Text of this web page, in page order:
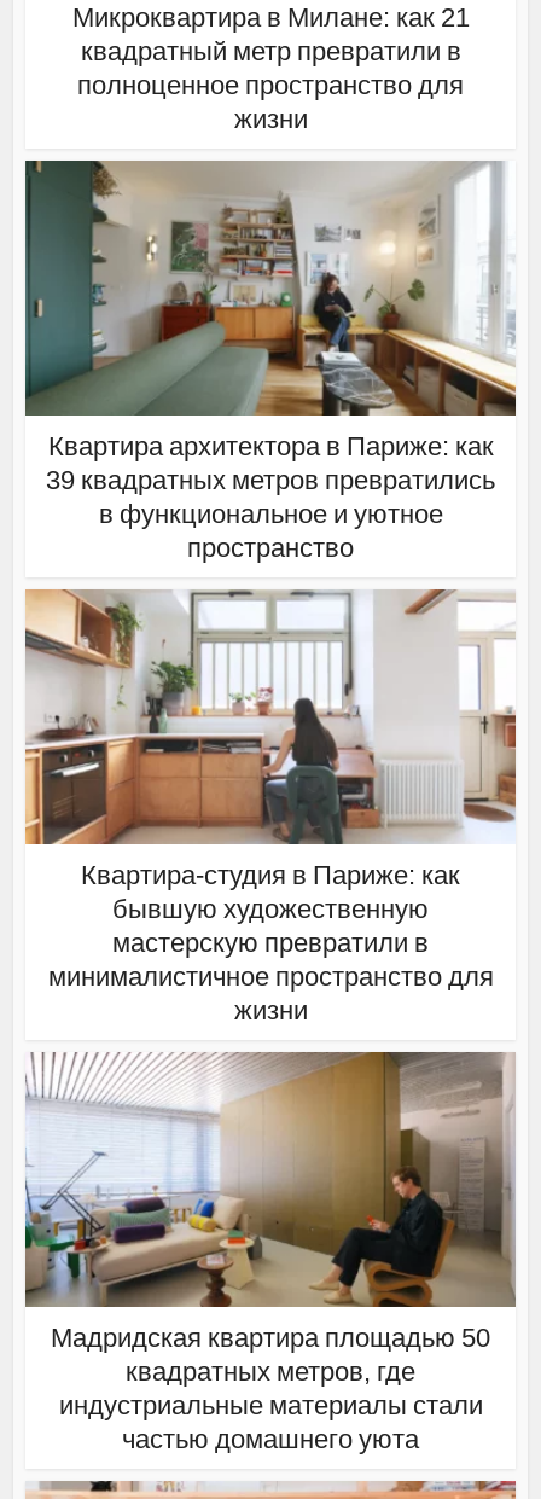
Микроквартира в Милане: как 21
квадратный метр превратили в
полноценное пространство для
жизни
Квартира архитектора в Париже: как
39 квадратных метров превратились
в функциональное и уютное
пространство
Квартира-студия в Париже: как
бывшую художественную
мастерскую превратили в
минималистичное пространство для
жизни
Мадридская квартира площадью 50
квадратных метров, где
индустриальные материалы стали
частью домашнего уюта